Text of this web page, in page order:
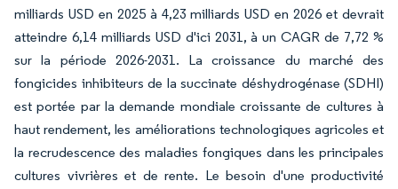
milliards USD en 2025 à 4,23 milliards USD en 2026 et devrait
atteindre 6,14 milliards USD d'ici 2031, à un CAGR de 7,72 %
sur la période 2026-2031. La croissance du marché des
fongicides inhibiteurs de la succinate déshydrogénase (SDHI)
est portée par la demande mondiale croissante de cultures à
haut rendement, les améliorations technologiques agricoles et
la recrudescence des maladies fongiques dans les principales
cultures vivrières et de rente. Le besoin d'une productivité